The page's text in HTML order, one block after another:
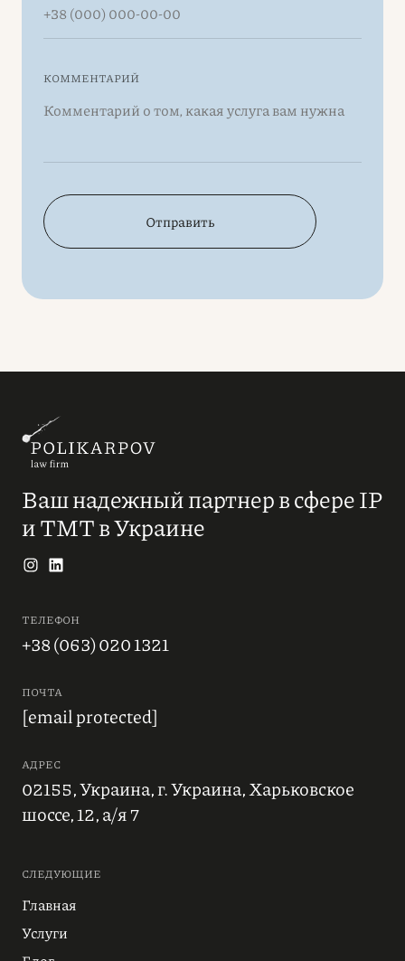
КОММЕНТАРИЙ
Отправить
Ваш надежный партнер в сфере IP
и ТМТ в Украине
ТЕЛЕФОН
+38 (063) 020 1321
ПОЧТА
[email protected]
АДРЕС
02155, Украина, г. Украина, Харьковское
шоссе, 12, а/я 7
СЛЕДУЮЩИЕ
Главная
Услуги